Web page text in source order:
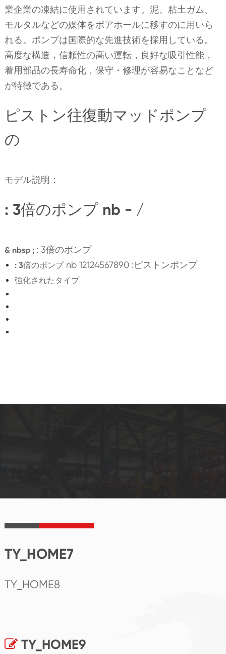
業企業の凍結に使用されています。泥、粘土ガム、
モルタルなどの媒体をボアホールに移すのに用いら
れる。ポンプは国際的な先進技術を採用している。
高度な構造，信頼性の高い運転，良好な吸引性能，
着用部品の長寿命化，保守・修理が容易なことなど
が特徴である。
ピストン往復動マッドポンプ
の
モデル説明：
: 3倍のポンプ nb - /
& nbsp ; : 3倍のポンプ
: 3倍のポンプnb 12124567890 :ピストンポンプ
強化されたタイプ
TY_HOME7
TY_HOME8
TY_HOME9